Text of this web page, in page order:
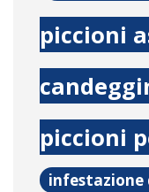
piccioni
piccioni
infestazione